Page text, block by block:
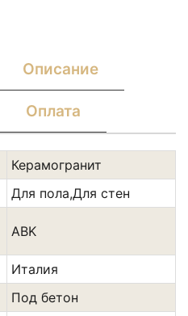
Описание
Оплата
Керамогранит
Для пола,Для стен
ABK
Италия
Под бетон